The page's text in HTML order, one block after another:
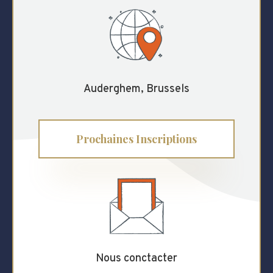
Auderghem, Brussels
Prochaines Inscriptions
Nous conctacter